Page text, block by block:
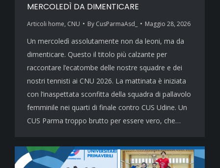
MERCOLEDÌ DA DIMENTICARE
Articoli home, CNU By CusParmaAsd_ Maggio 28, 2026
Un mercoledì assolutamente non da leoni, ma da
dimenticare. Questo il titolo più calzante per
raccontare l’ecatombe delle nostre squadre e dei
nostri tennisti ai CNU 2026. La mattinata è iniziata
con l’inaspettata sconfitta della squadra di pallavolo
femminile nei quarti di finale contro CUS Udine. Un
CUS Parma troppo brutto per essere vero, che…